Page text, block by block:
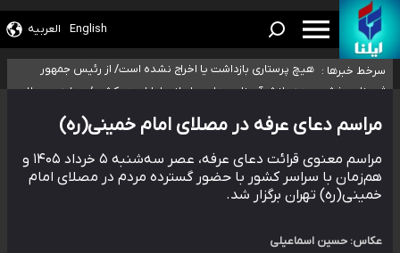
English العربیه
سرخط خبرها :
تخصصی جغرافیای نظامی دافوس آجا
خبرنگاران راویان حقیقت با دغدغه نان، مسکن و بیمه
آخرین وضعیت شیوع عفونت‌های تنفسی در کشور/ خوزستان و کرمان بالاتر از
آستانه هشدار
هیچ پرستاری بازداشت یا اخراج نشده است/ از رئیس جمهور خواستیم ورود کند
ثبت‌نام بخش عمده دانش‌آموزان مدارس ایرانی امارات در کشور/
درباره محصلان باقی‌مانده در دبی متناسب با شرایط جدید
تصمیم‌گیری می‌شود
مراسم دعای عرفه در مصلای امام خمینی(ره)
مراسم معنوی قرائت دعای عرفه، عصر سه‌شنبه ۵ خرداد ۱۴۰۵ و
هم‌زمان با سراسر کشور با حضور گسترده مردم در مصلای امام
خمینی(ره) تهران برگزار شد.
عکاس: حسین اسماعیلی